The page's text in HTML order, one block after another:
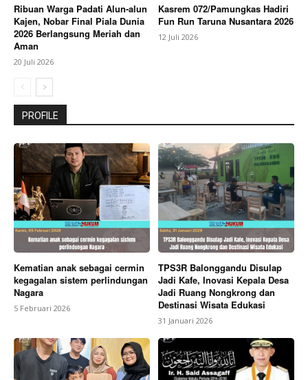
Ribuan Warga Padati Alun-alun
Kajen, Nobar Final Piala Dunia
2026 Berlangsung Meriah dan
Aman
20 Juli 2026
Kasrem 072/Pamungkas Hadiri
Fun Run Taruna Nusantara 2026
12 Juli 2026
PROFILE
Kematian anak sebagai cermin
kegagalan sistem perlindungan
Nagara
5 Februari 2026
TPS3R Balonggandu Disulap
Jadi Kafe, Inovasi Kepala Desa
Jadi Ruang Nongkrong dan
Destinasi Wisata Edukasi
31 Januari 2026